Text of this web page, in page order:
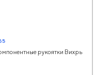
рукоятки Вихрь